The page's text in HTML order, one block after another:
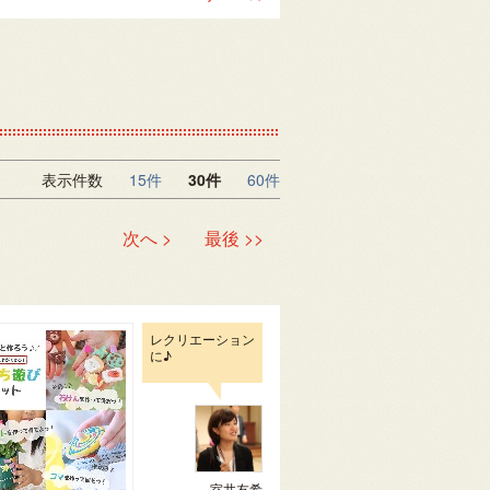
表示件数 15件 30件 60件
次へ > 最後 >>
レクリエーション
に♪